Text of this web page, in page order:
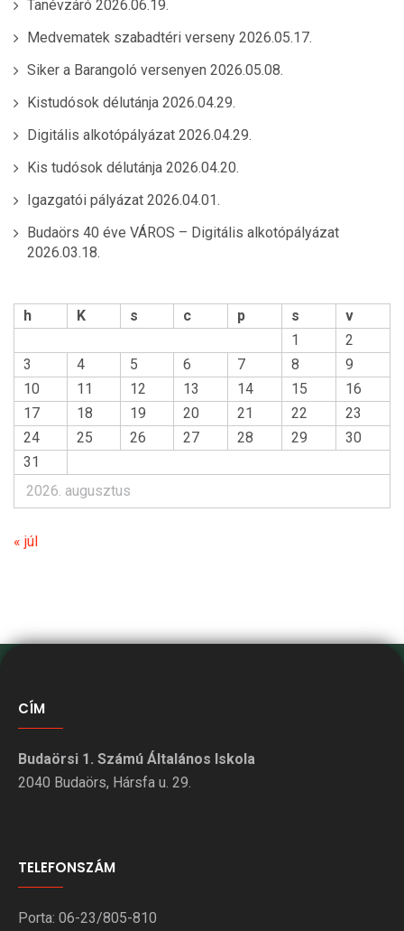
Tanévzáró 2026.06.19.
Medvematek szabadtéri verseny 2026.05.17.
Siker a Barangoló versenyen 2026.05.08.
Kistudósok délutánja 2026.04.29.
Digitális alkotópályázat 2026.04.29.
Kis tudósok délutánja 2026.04.20.
Igazgatói pályázat 2026.04.01.
Budaörs 40 éve VÁROS – Digitális alkotópályázat
2026.03.18.
2026. augusztus
h K s c p s
v
1
2
3
4 5 6 7 8
9
10
11 12 13 14 15
16
17
18 19 20 21 22
23
24
25 26 27 28 29
30
31
« júl
CÍM
Budaörsi 1. Számú Általános Iskola
2040 Budaörs, Hársfa u. 29.
TELEFONSZÁM
Porta: 06-23/805-810